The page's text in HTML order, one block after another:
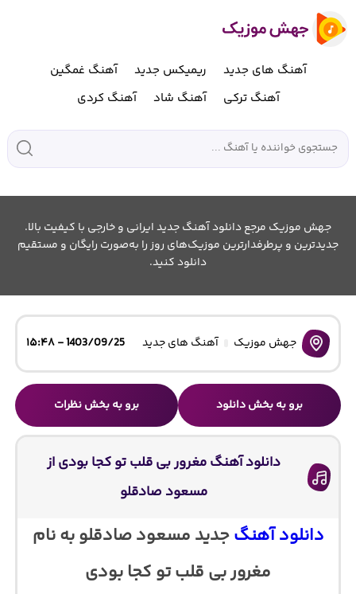
آهنگ های جدید ریمیکس جدید
آهنگ غمگین
آهنگ ترکی
آهنگ شاد آهنگ کردی
جهش موزیک مرجع دانلود آهنگ جدید ایرانی و خارجی با کیفیت بالا.
جدیدترین و پرطرفدارترین موزیک‌های روز را به‌صورت رایگان و مستقیم
دانلود کنید.
جهش موزیک آهنگ های جدید 1403/09/25 - ۱۵:۴۸
برو به بخش دانلود برو به بخش نظرات
دانلود آهنگ مغرور بی قلب تو کجا بودی از
مسعود صادقلو
دانلود آهنگجدید مسعود صادقلو به نام
مغرور بی قلب تو کجا بودی